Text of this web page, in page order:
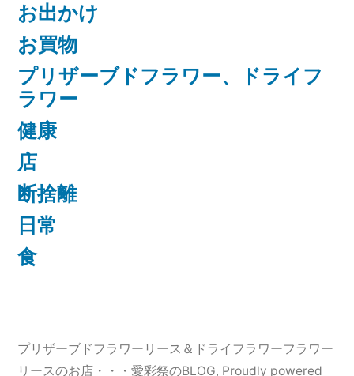
お出かけ
お買物
プリザーブドフラワー、ドライフ
ラワー
健康
店
断捨離
日常
食
プリザーブドフラワーリース＆ドライフラワーフラワー
リースのお店・・・愛彩祭のBLOG, Proudly powered